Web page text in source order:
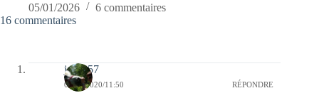
05/01/2026
6 commentaires
16 commentaires
jazzy57
05/09/2020/11:50 RÉPONDRE